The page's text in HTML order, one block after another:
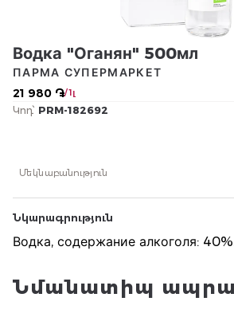
Водка "Оганян" 500мл
21 980 ֏/ 1լ
ПАРМА СУПЕРМАРКЕТ
Կոդ՝ PRM-182692
Մեկնաբանություն
Նկարագրություն
Водка, содержание алкоголя: 40%.
Նմանատիպ